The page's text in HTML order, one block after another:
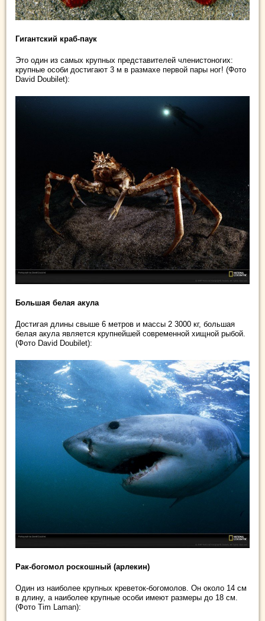
Гигантский краб-паук
Это один из самых крупных представителей членистоногих:
крупные особи достигают 3 м в размахе первой пары ног! (Фото
David Doubilet):
Большая белая акула
Достигая длины свыше 6 метров и массы 2 3000 кг, большая
белая акула является крупнейшей современной хищной рыбой.
(Фото David Doubilet):
Рак-богомол роскошный (арлекин)
Один из наиболее крупных креветок-богомолов. Он около 14 см
в длину, а наиболее крупные особи имеют размеры до 18 см.
(Фото Tim Laman):